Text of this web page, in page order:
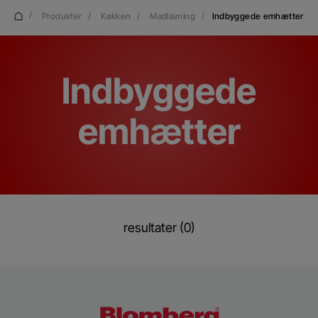
/ Produkter / Køkken / Madlavning / Indbyggede emhætter
Indbyggede
emhætter
resultater (0)